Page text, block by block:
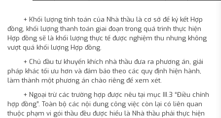
+ Khối lượng tính toán của Nhà thầu là cơ sở để ký kết Hợp
đồng, khối lượng thanh toán giai đoạn trong quá trình thực hiện
Hợp đồng sẽ là khối lượng thực tế được nghiệm thu nhưng không
vượt quá khối lượng Hợp đồng.
+ Chủ đầu tư khuyến khích nhà thầu đưa ra phương án, giải
pháp khác tối ưu hơn và đảm bảo theo các quy định hiện hành,
làm thành một phương án chào riêng để xem xét.
+ Ngoại trừ các trường hợp được nêu tại mục III.3 “Điều chỉnh
hợp đồng”. Toàn bộ các nội dung công việc còn lại có liên quan
thuộc phạm vi gói thầu đều được hiểu là Nhà thầu phải thực hiện